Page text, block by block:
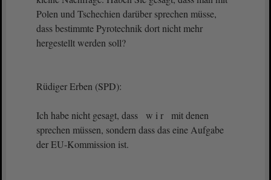
Polen und Tschechien darüber sprechen müsse,
dass bestimmte Pyrotechnik dort nicht mehr
hergestellt werden soll?
Rüdiger Erben (SPD):
Ich habe nicht gesagt, dass w i r mit denen
sprechen müssen, sondern dass das eine Aufgabe
der EU-Kommission ist.